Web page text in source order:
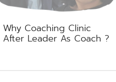
Why Coaching Clinic
After Leader As Coach ?